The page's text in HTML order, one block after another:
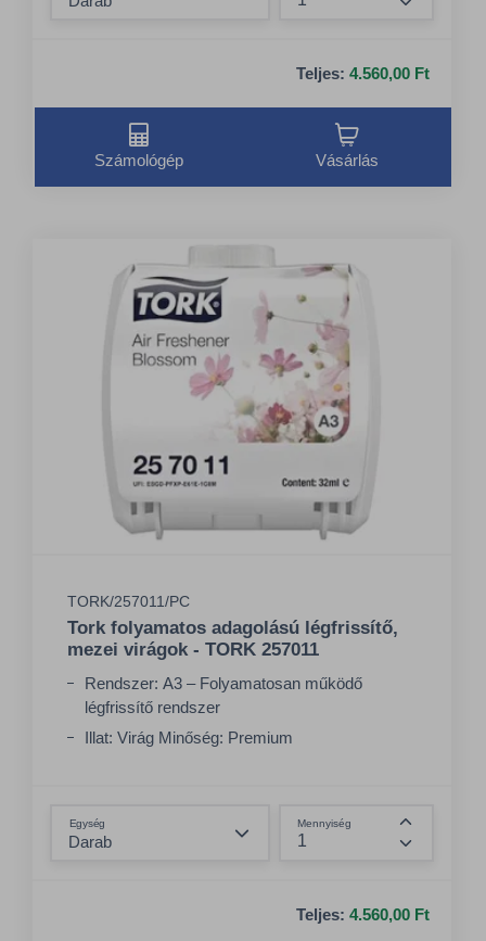
Összeg
Teljes: 4.560,00 Ft
Számológép Vásárlás
TORK/257011/PC
Tork folyamatos adagolású légfrissítő,
mezei virágok - TORK 257011
Rendszer: A3 – Folyamatosan működő
légfrissítő rendszer
Illat: Virág Minőség: Premium
Egység Mennyiség
Összeg
Teljes: 4.560,00 Ft